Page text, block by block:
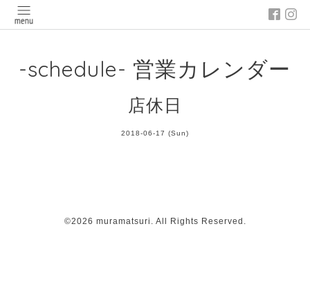
-schedule- 営業カレンダー
店休日
2018-06-17 (Sun)
©2026 muramatsuri . All Rights Reserved.